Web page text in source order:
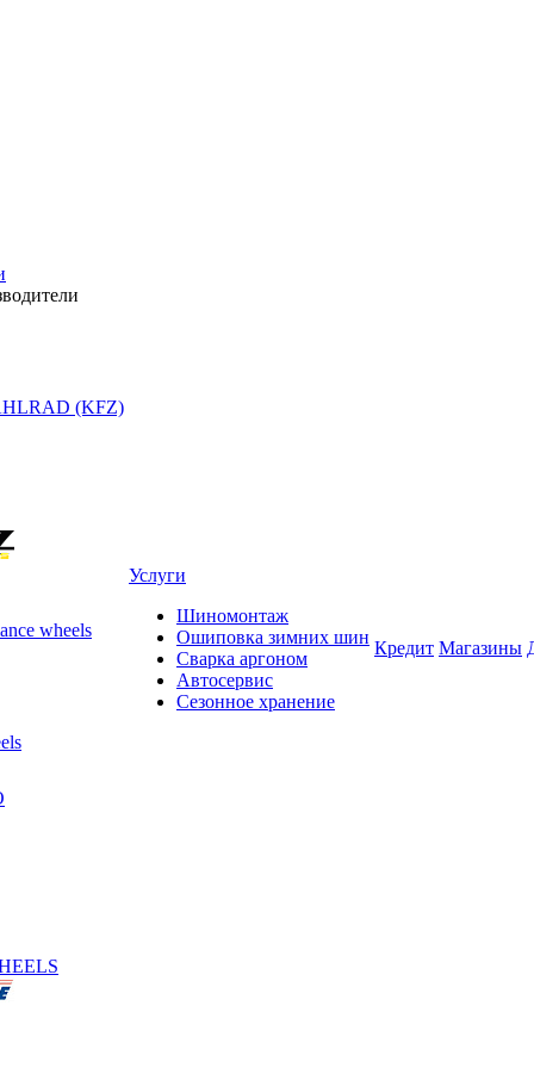
(KFZ)
wheels
Услуги
Шиномонтаж
Ошиповка зимних шин
Сварка аргоном
Автосервис
Сезонное хранение
Кредит Магазины